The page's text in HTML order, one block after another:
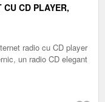
CD PLAYER,
radio cu CD player
un radio CD elegant